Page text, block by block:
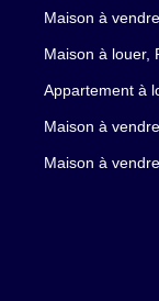
Maison à
Maison à louer,
Appartement à
Maison à
Maison à